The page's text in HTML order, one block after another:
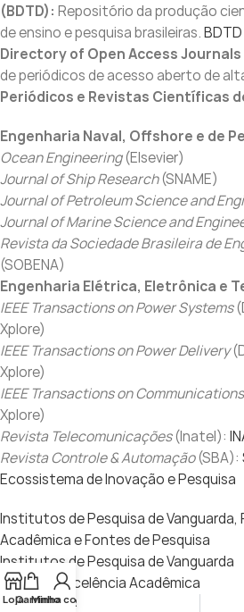
(BDTD): Repositório da produção
de ensino e pesquisa brasileiras.BDTD
Directory of Open Access Journals
de periódicos de acesso aberto de
Periódicos e Revistas Científicas
Engenharia Naval, Offshore e de
Ocean Engineering(Elsevier)
Journal of Ship Research(SNAME)
Journal of Petroleum Science and
Journal of Marine Science and
Revista da Sociedade Brasileira de
(SOBENA)
Engenharia Elétrica, Eletrônica e
IEEE Transactions on Power Systems
Xplore)
IEEE Transactions on Power Delivery
Xplore)
IEEE Transactions on Communications
Xplore)
Revista Telecomunicações(Inatel):
Revista Controle & Automação(SBA):
Ecossistema de Inovação e Pesquisa
Institutos de Pesquisa de Vanguarda,
Acadêmica e Fontes de Pesquisa
Institutos de Pesquisa de Vanguarda
Polos de Excelência Acadêmica
ANTERIOR
LojaCarrinho
Minha conta